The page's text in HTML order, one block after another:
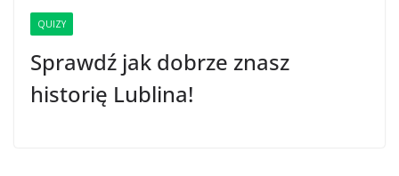
QUIZY
Sprawdź jak dobrze znasz
historię Lublina!